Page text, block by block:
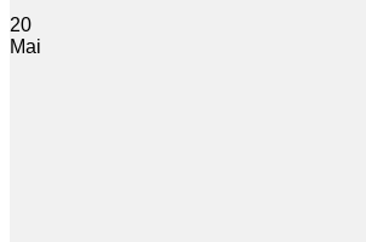
20
Mai